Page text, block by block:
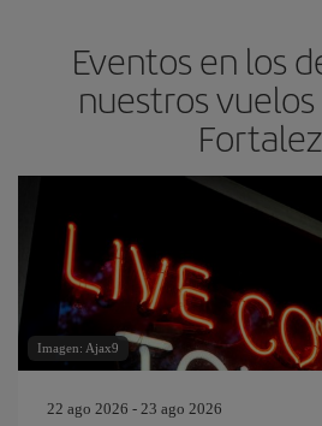
Eventos en los
nuestros
Imagen: Ajax9
22 ago 2026 - 23 ago 2026